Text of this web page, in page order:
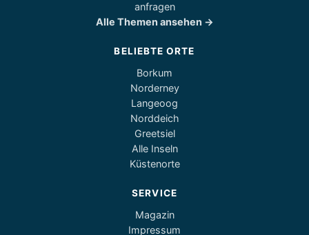
anfragen
Alle Themen ansehen →
BELIEBTE ORTE
Borkum
Norderney
Langeoog
Norddeich
Greetsiel
Alle Inseln
Küstenorte
SERVICE
Magazin
Impressum